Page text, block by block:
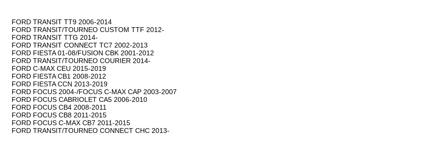
FORD TRANSIT TT9 2006-2014
FORD TRANSIT/TOURNEO CUSTOM TTF 2012-
FORD TRANSIT TTG 2014-
FORD TRANSIT CONNECT TC7 2002-2013
FORD FIESTA 01-08/FUSION CBK 2001-2012
FORD TRANSIT/TOURNEO COURIER 2014-
FORD C-MAX CEU 2015-2019
FORD FIESTA CB1 2008-2012
FORD FIESTA CCN 2013-2019
FORD FOCUS 2004-/FOCUS C-MAX CAP 2003-2007
FORD FOCUS CABRIOLET CA5 2006-2010
FORD FOCUS CB4 2008-2011
FORD FOCUS CB8 2011-2015
FORD FOCUS C-MAX CB7 2011-2015
FORD TRANSIT/TOURNEO CONNECT CHC 2013-